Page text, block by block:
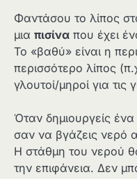
Φαντάσου το λίπος
μια πισίνα που έχει
Το «βαθύ» είναι η
περισσότερο λίπος
γλουτοί/μηροί για τις
Όταν δημιουργείς ένα
σαν να βγάζεις νερό
Η στάθμη του νερού
την επιφάνεια. Δεν